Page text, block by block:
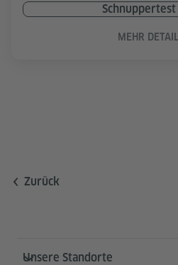
MEHR
Zurück
Service- und
Unsere Standorte